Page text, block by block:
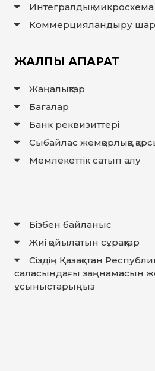
Интегралдық
Коммерцияландыру
ЖАЛПЫ АҚПАРАТ
Жаңалықтар
Бағалар
Банк реквизиттері
Сыбайлас жемқорлыққа
Мемлекеттiк сатып алу
Бізбен байланыс
Жиі қойылатын сұрақтар
Сіздің Қазақстан
саласындағы заңнамасын
ұсыныстарыңыз